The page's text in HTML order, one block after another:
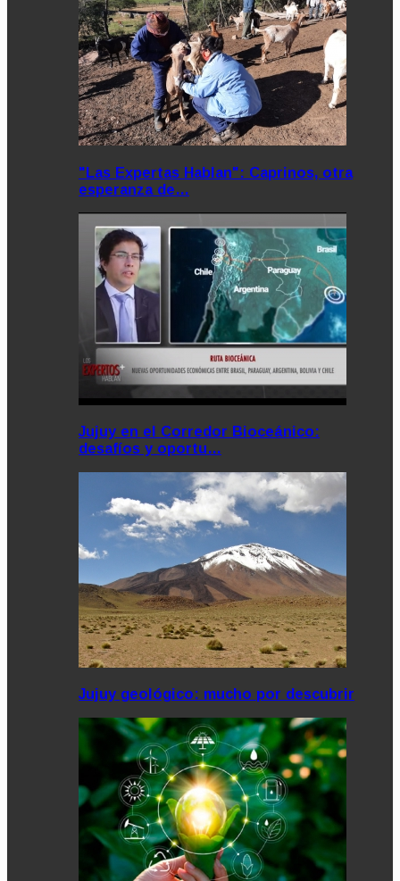
"Las Expertas Hablan": Caprinos, otra
esperanza de…
Jujuy en el Corredor Bioceánico:
desafíos y oportu…
Jujuy geológico: mucho por descubrir